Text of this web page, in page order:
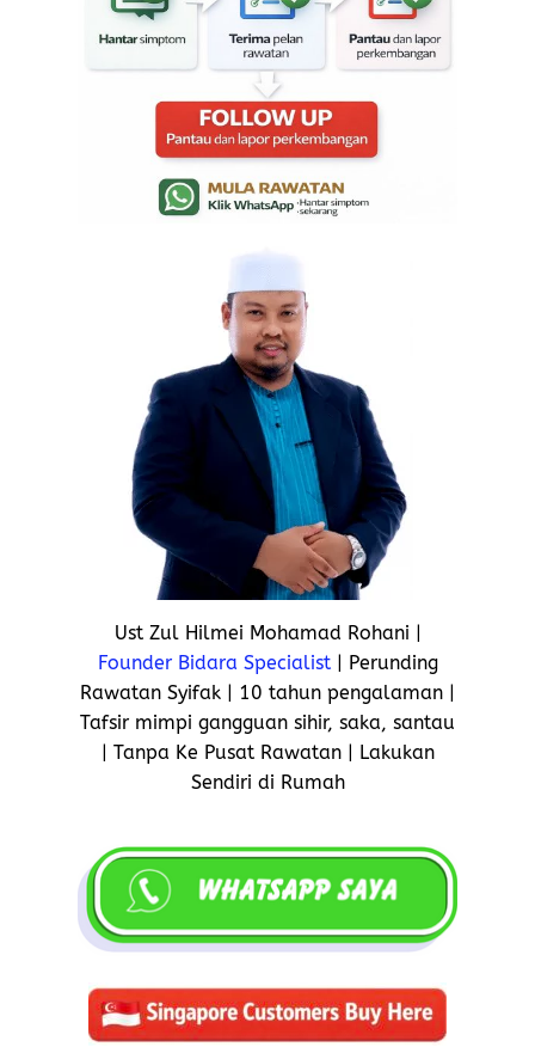
Ust Zul Hilmei Mohamad Rohani |
Founder Bidara Specialist| Perunding
Rawatan Syifak | 10 tahun pengalaman |
Tafsir mimpi gangguan sihir, saka, santau
| Tanpa Ke Pusat Rawatan | Lakukan
Sendiri di Rumah